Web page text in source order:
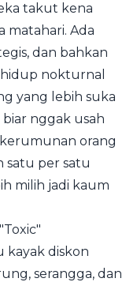
takut kena
matahari. Ada
dan bahkan
nokturnal
yang lebih suka
nggak usah
orang
satu per satu
milih jadi kaum
kayak diskon
serangga, dan